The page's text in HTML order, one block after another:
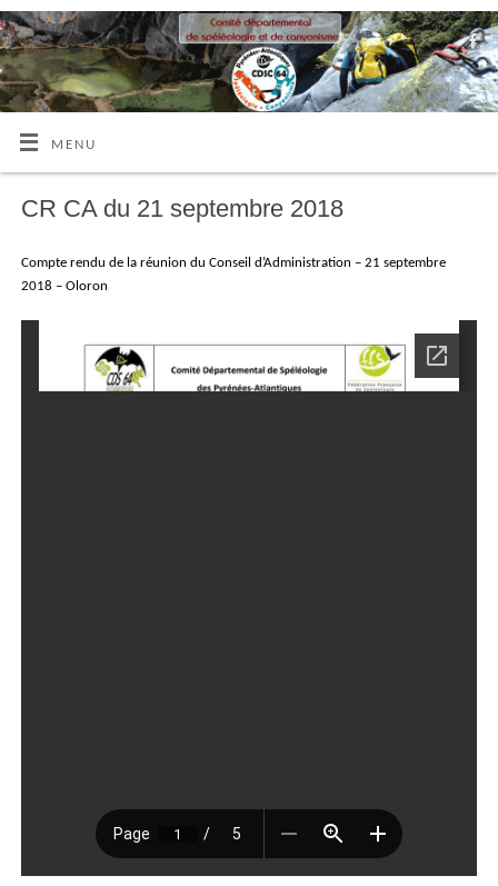
MENU
CR CA du 21 septembre 2018
Compte rendu de la réunion du Conseil d’Administration – 21 septembre
2018 – Oloron